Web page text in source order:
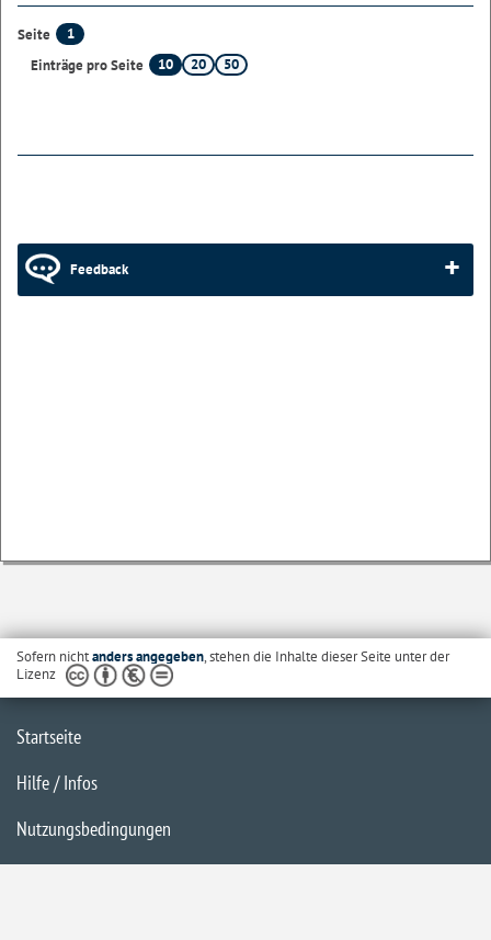
Seite
1
Einträge pro Seite
10 20 50
Feedback
Sofern nichtanders angegeben, stehen die Inhalte dieser Seite unter der
Lizenz
Startseite
Hilfe / Infos
Nutzungsbedingungen